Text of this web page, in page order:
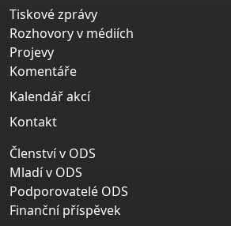
Tiskové zprávy
Rozhovory v médiích
Projevy
Komentáře
Kalendář akcí
Kontakt
Členství v ODS
Mladí v ODS
Podporovatelé ODS
Finanční příspěvek